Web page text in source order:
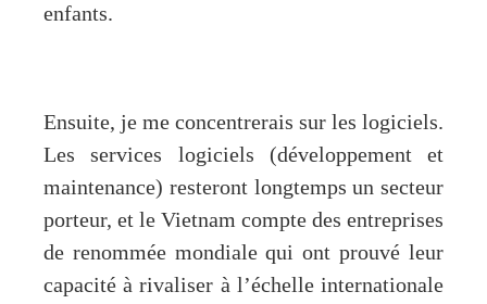
enfants.
Ensuite, je me concentrerais sur les logiciels.
Les services logiciels (développement et
maintenance) resteront longtemps un secteur
porteur, et le Vietnam compte des entreprises
de renommée mondiale qui ont prouvé leur
capacité à rivaliser à l’échelle internationale